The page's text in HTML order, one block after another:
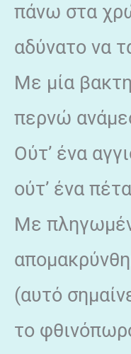
πάνω στα
αδύνατο να
Με μία
περνώ
Ούτ’ ένα
ούτ’ ένα
Με
(αυτό
το